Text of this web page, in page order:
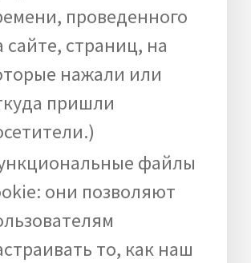
проведенного
сайте, страниц, на
нажали или
пришли
файлы
они позволяют
то, как наш